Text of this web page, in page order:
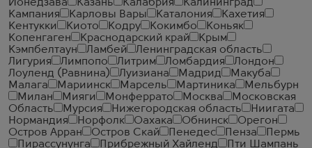
Йонедзава
Казань Калабрия
Калининград
Кампания
Карловы Вары Каталония
Кахетия
Кентукки
Киото Кодру Кокимбо
Коньяк
Копенгаген
Краснодарский край
Крым
Кэмпбелтаун
Ламбей
Ленинградская область
Лигурия
Лимпопо Литрим Ломбардия
Лондон
Лоуленд (Равнина)
Луизиана Мадрид
Макуба
Малага
Мариинск Марсель Мартиника
Мельбурн
Милан
Мияги Монферрато Москва
Московская
Область
Мурсия Нижегородская область
Ниигата
Нормандия
Норфолк Оахака Обнинск
Орегон
Остров Арран
Остров Скай Пенедес Пенза
Пермь
Пирассунунга
Прибрежный Хайленд Пти Шампань